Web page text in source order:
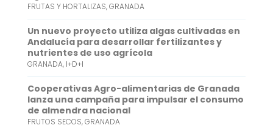
A
p
p
e
d
I
n
FRUTAS Y HORTALIZAS,GRANADA
Un nuevo proyecto utiliza algas cultivadas en
Andalucía para desarrollar fertilizantes y
nutrientes de uso agrícola
GRANADA, I+D+I
Cooperativas Agro-alimentarias de Granada
lanza una campaña para impulsar el consumo
de almendra nacional
FRUTOS SECOS,GRANADA